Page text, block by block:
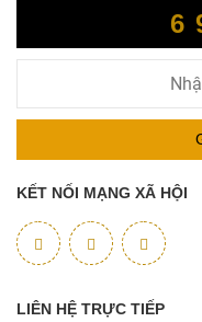
KẾT NỐI MẠNG XÃ HỘI
LIÊN HỆ TRỰC TIẾP